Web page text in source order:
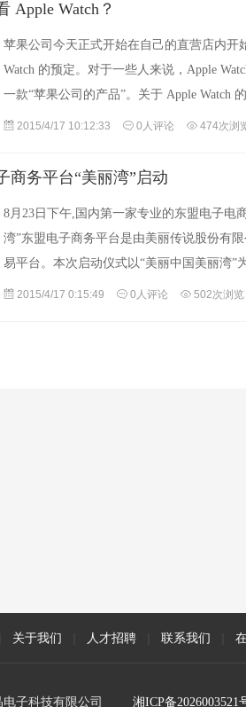
Apple Watch？
苹果公司今天正式开始在自己的直营店内开
Watch 的预定。对于一些人来说，Apple
一款“苹果公司的产品”。关于 Apple Watch
2015/4/17 10:12:33 0人评论 474次浏
商务平台“美丽湾”启动
8月23日下午,国内第一家专业的东盟电子电
湾”东盟电子商务平台是由美丽传说股份有
易平台。本次启动仪式以“美丽中国美丽湾
2015/4/17 0:15:49 0人评论 502次浏览
关于我们 人才招聘 联系我们
子科技有限公司 湘ICP备2026003521